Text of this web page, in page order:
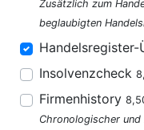
Zusätzlich zum
beglaubigten
Insolvenzcheck
Firmenhistory
Chronologischer